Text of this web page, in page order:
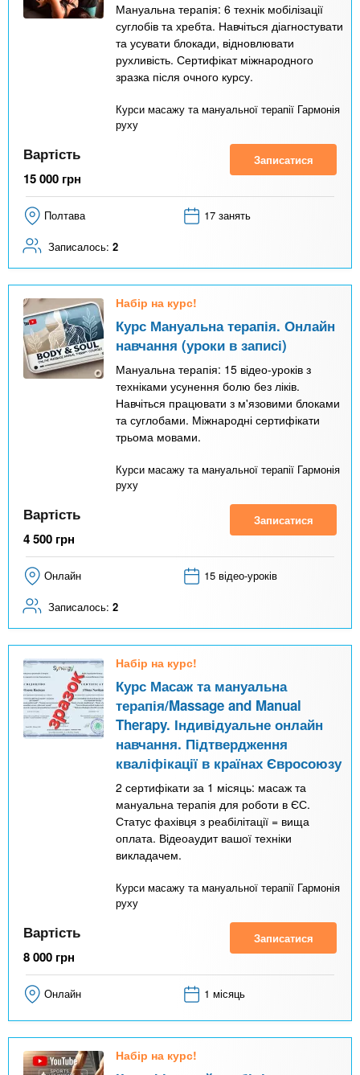
Мануальна терапія: 6 технік мобілізації
суглобів та хребта. Навчіться діагностувати
та усувати блокади, відновлювати
рухливість. Сертифікат міжнародного
зразка після очного курсу.
Курси масажу та мануальної терапії Гармонія
руху
Вартість
15 000 грн
Записатися
Полтава 17 занять
Записалось: 2
Набір на курс!
Курс Мануальна терапія. Онлайн
навчання (уроки в записі)
Мануальна терапія: 15 відео-уроків з
техніками усунення болю без ліків.
Навчіться працювати з м'язовими блоками
та суглобами. Міжнародні сертифікати
трьома мовами.
Курси масажу та мануальної терапії Гармонія
руху
Вартість
4 500 грн
Записатися
Онлайн 15 відео-уроків
Записалось: 2
Набір на курс!
Курс Масаж та мануальна
терапія/Massage and Manual
Therapy. Індивідуальне онлайн
навчання. Підтвердження
кваліфікації в країнах Євросоюзу
2 сертифікати за 1 місяць: масаж та
мануальна терапія для роботи в ЄС.
Статус фахівця з реабілітації = вища
оплата. Відеоаудит вашої техніки
викладачем.
Курси масажу та мануальної терапії Гармонія
руху
Вартість
8 000 грн
Записатися
Онлайн 1 місяць
Набір на курс!